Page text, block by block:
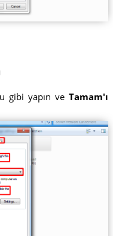
gibi yapın veTamam'ı